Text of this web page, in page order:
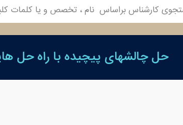
حل چالشهای پیچیده با راه حل